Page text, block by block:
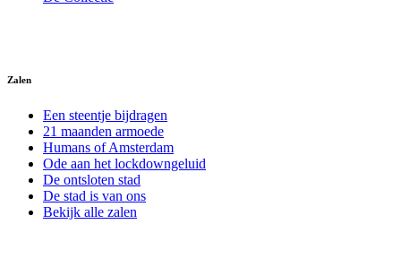
Zalen
Een steentje bijdragen
21 maanden armoede
Humans of Amsterdam
Ode aan het lockdowngeluid
De ontsloten stad
De stad is van ons
Bekijk alle zalen